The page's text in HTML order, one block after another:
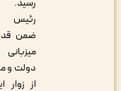
رئیس جمهور
ضمن قدردانی از
میزبانی کریمانه
دولت و ملت عراق
از زوار ایرانی در